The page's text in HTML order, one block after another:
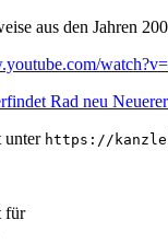
aus den Jahren
Rad neu
unter https://
für